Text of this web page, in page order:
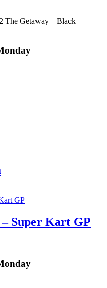
The Getaway – Black
Super Kart GP